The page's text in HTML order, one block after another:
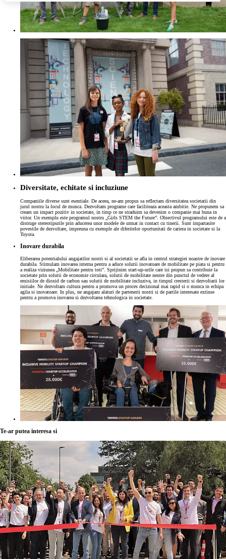
Diversitate, echitate si incluziune
Companiile diverse sunt esentiale. De aceea, ne-am propus sa reflectam diversitatea societatii din
jurul nostru la locul de munca. Dezvoltam programe care faciliteaza aceasta ambitie. Ne propunem sa
cream un impact pozitiv in societate, in timp ce ne straduim sa devenim o companie mai buna in
viitor. Un exemplu este programul nostru „Girls STEM the Future”. Obiectivul programului este de a
distruge stereotipurile prin aducerea unor modele de urmat in contact cu tinerii. Sunt impartasite
povestile de dezvoltare, impreuna cu exemple ale diferitelor oportunitati de cariera in societate si la
Toyota.
Inovare durabila
Eliberarea potentialului angajatilor nostri si al societatii se afla in centrul strategiei noastre de inovare
durabila. Stimulam inovarea interna pentru a aduce solutii inovatoare de mobilitate pe piata si pentru
a realiza viziunea „Mobilitate pentru toti”. Sprijinim start-up-urile care isi propun sa contribuie la
societate prin solutii de economie circulara, solutii de mobilitate neutre din punctul de vedere al
emisiilor de dioxid de carbon sau solutii de mobilitate incluziva, in timpul cresterii si dezvoltarii lor
initiale. Ne dezvoltam cultura pentru a promova un proces decizional mai rapid si o munca in echipa
agila si inovatoare. In plus, ne angajam alaturi de partenerii nostri si de partile interesate extinse
pentru a promova inovarea si dezvoltarea tehnologica in societate.
Te-ar putea interesa si